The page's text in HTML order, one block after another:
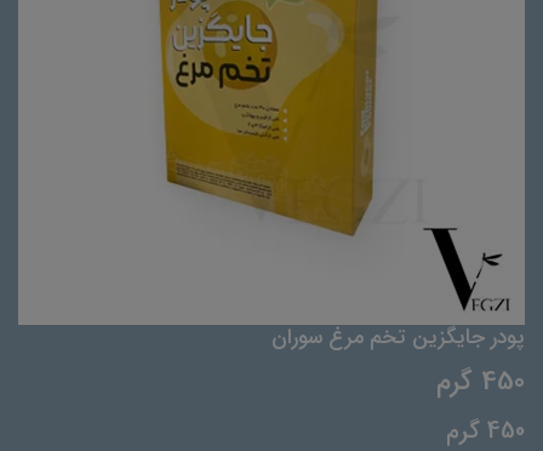
پودر جایگزین تخم مرغ سوران
450 گرم
450 گرم